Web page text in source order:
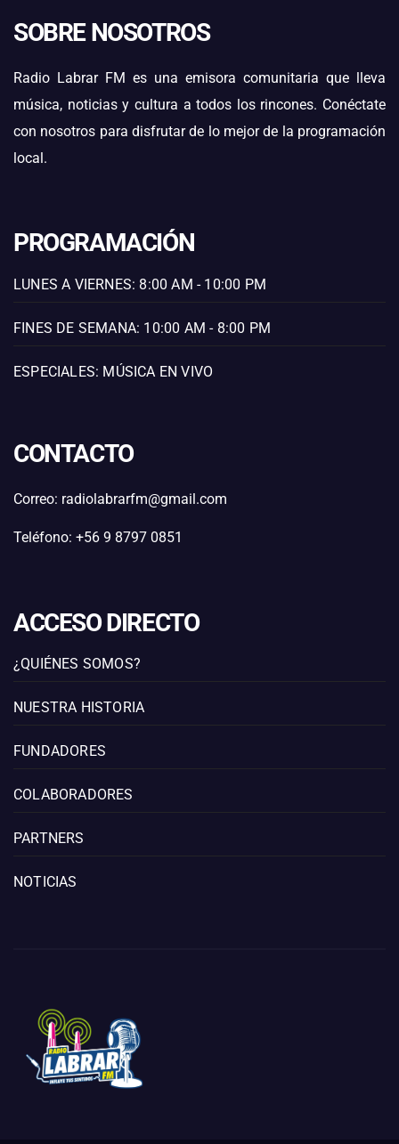
SOBRE NOSOTROS
Radio Labrar FM es una emisora comunitaria que lleva
música, noticias y cultura a todos los rincones. Conéctate
con nosotros para disfrutar de lo mejor de la programación
local.
PROGRAMACIÓN
LUNES A VIERNES: 8:00 AM - 10:00 PM
FINES DE SEMANA: 10:00 AM - 8:00 PM
ESPECIALES: MÚSICA EN VIVO
CONTACTO
Correo: radiolabrarfm@gmail.com
Teléfono: +56 9 8797 0851
ACCESO DIRECTO
¿QUIÉNES SOMOS?
NUESTRA HISTORIA
FUNDADORES
COLABORADORES
PARTNERS
NOTICIAS